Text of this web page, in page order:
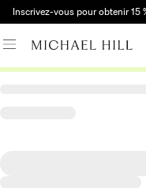
Inscrivez-vous pour obtenir 15